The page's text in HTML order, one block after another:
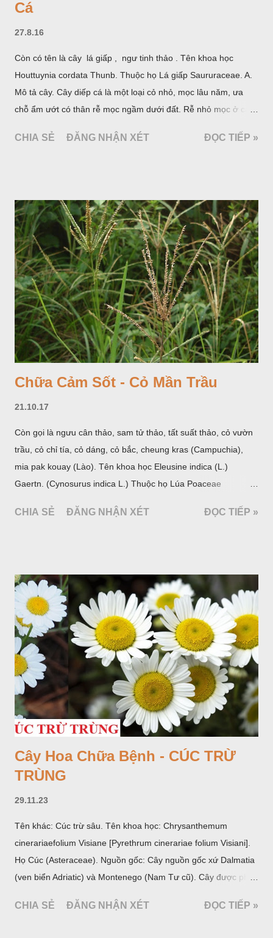
Cá
27.8.16
Còn có tên là cây lá giấp , ngư tinh thảo . Tên khoa học
Houttuynia cordata Thunb. Thuộc họ Lá giấp Saururaceae. A.
Mô tả cây. Cây diếp cá là một loại cỏ nhỏ, mọc lâu năm, ưa
chỗ ẩm ướt có thân rễ mọc ngầm dưới đất. Rễ nhỏ mọc ở các
cách, hình tim, đầu lá, hơi nhọn hay nhọn hẳn. Hoa nhỏ màu
cá. Hoa nở về mùa hạ vào các tháng 5-8. (Hình dưới).
CHIA SẺ ĐĂNG NHẬN XÉT ĐỌC TIẾP »
Chữa Cảm Sốt - Cỏ Mần Trầu
21.10.17
Còn gọi là ngưu cân thảo, sam tử thảo, tất suất thảo, cỏ vườn
trầu, cỏ chỉ tía, cỏ dáng, cỏ bắc, cheung kras (Campuchia),
mia pak kouay (Lào). Tên khoa học Eleusine indica (L.)
Gaertn. (Cynosurus indica L.) Thuộc họ Lúa Poaceae
CHIA SẺ ĐĂNG NHẬN XÉT ĐỌC TIẾP »
Cây Hoa Chữa Bệnh - CÚC TRỪ
TRÙNG
29.11.23
Tên khác: Cúc trừ sâu. Tên khoa học: Chrysanthemum
cinerariaefolium Visiane [Pyrethrum cinerariae folium Visiani].
Họ Cúc (Asteraceae). Nguồn gốc: Cây nguồn gốc xứ Dalmatia
(ven biển Adriatic) và Montenego (Nam Tư cũ). Cây được phân
trồng để khai thác: Pháp, Nga, Đức, Nam Tư (cũ), sau lan
CHIA SẺ ĐĂNG NHẬN XÉT ĐỌC TIẾP »